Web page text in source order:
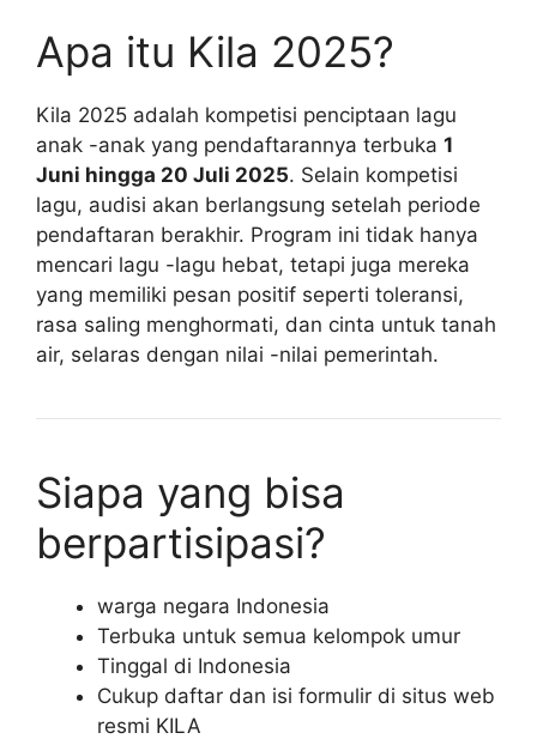
Apa itu Kila 2025?
Kila 2025 adalah kompetisi penciptaan lagu
anak -anak yang pendaftarannya terbuka 1
Juni hingga 20 Juli 2025. Selain kompetisi
lagu, audisi akan berlangsung setelah periode
pendaftaran berakhir. Program ini tidak hanya
mencari lagu -lagu hebat, tetapi juga mereka
yang memiliki pesan positif seperti toleransi,
rasa saling menghormati, dan cinta untuk tanah
air, selaras dengan nilai -nilai pemerintah.
Siapa yang bisa
berpartisipasi?
warga negara Indonesia
Terbuka untuk semua kelompok umur
Tinggal di Indonesia
Cukup daftar dan isi formulir di situs web
resmi KILA